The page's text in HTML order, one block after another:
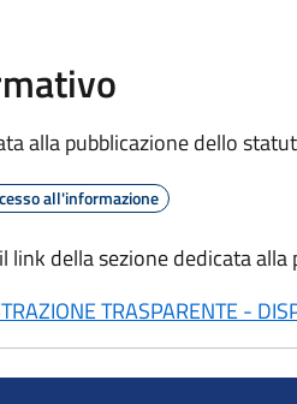
alla pubblicazione dello
all'informazione
link della sezione dedicata
TRASPARENTE -